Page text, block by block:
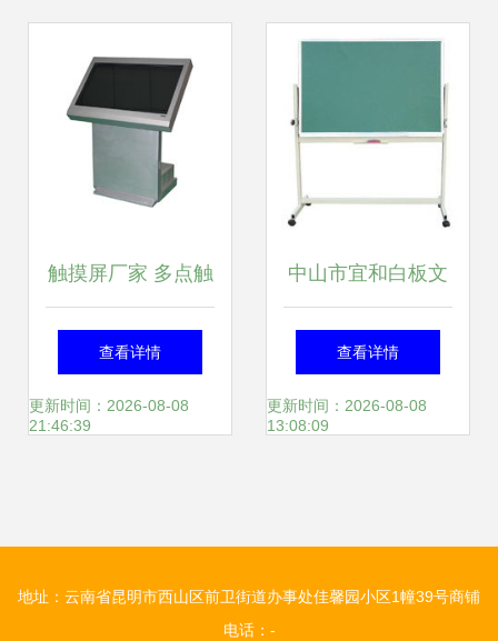
触摸屏厂家 多点触
摸屏 触摸屏电视
红外触摸屏 触摸显
屏广告机 触摸屏一
查看详情
更新时间：2026-08-08
21:46:39
中山市宜和白板文
具厂 匠心铸品质，
书写教育新篇章
查看详情
更新时间：2026-08-08
13:08:09
地址：云南省昆明市西山区前卫街道办事处佳馨园小区1幢39号商铺
电话：-